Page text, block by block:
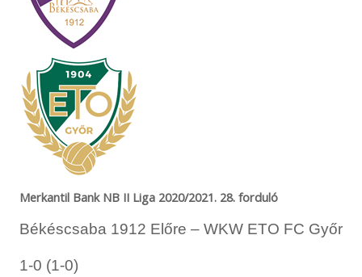
Merkantil Bank NB II Liga 2020/2021. 28. forduló
Békéscsaba 1912 Előre – WKW ETO FC Győr
1-0 (1-0)